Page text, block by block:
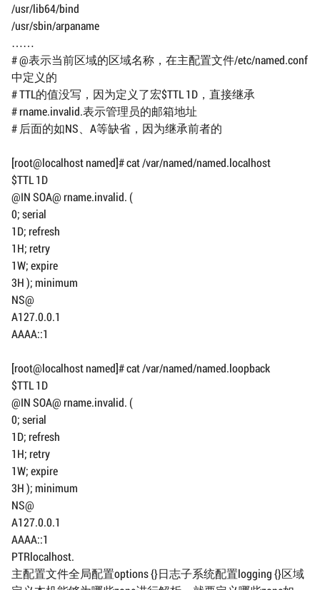
/usr/lib64/bind
/usr/sbin/arpaname
……
# @表示当前区域的区域名称，在主配置文件/etc/named.conf
中定义的
# TTL的值没写，因为定义了宏$TTL 1D，直接继承
# rname.invalid.表示管理员的邮箱地址
# 后面的如NS、A等缺省，因为继承前者的
[root@localhost named]# cat /var/named/named.localhost
$TTL 1D
@IN SOA@ rname.invalid. (
0; serial
1D; refresh
1H; retry
1W; expire
3H ); minimum
NS@
A127.0.0.1
AAAA::1
[root@localhost named]# cat /var/named/named.loopback
$TTL 1D
@IN SOA@ rname.invalid. (
0; serial
1D; refresh
1H; retry
1W; expire
3H ); minimum
NS@
A127.0.0.1
AAAA::1
PTRlocalhost.
主配置文件全局配置options {}日志子系统配置logging {}区域